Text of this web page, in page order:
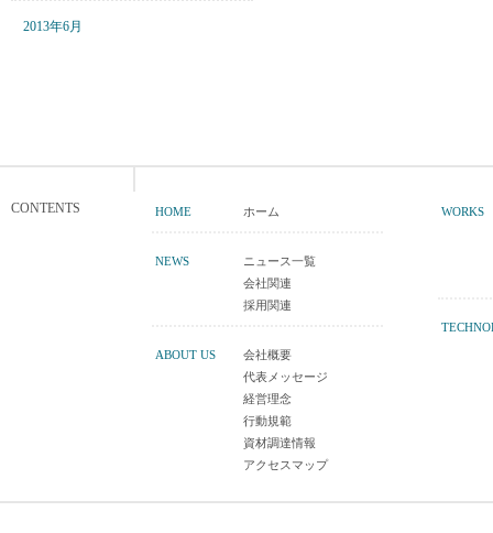
2013年6月
CONTENTS HOME ホーム
NEWS
ニュース一覧
会社関連
採用関連
ABOUT US
会社概要
代表メッセージ
経営理念
行動規範
資材調達情報
アクセスマップ
WORKS